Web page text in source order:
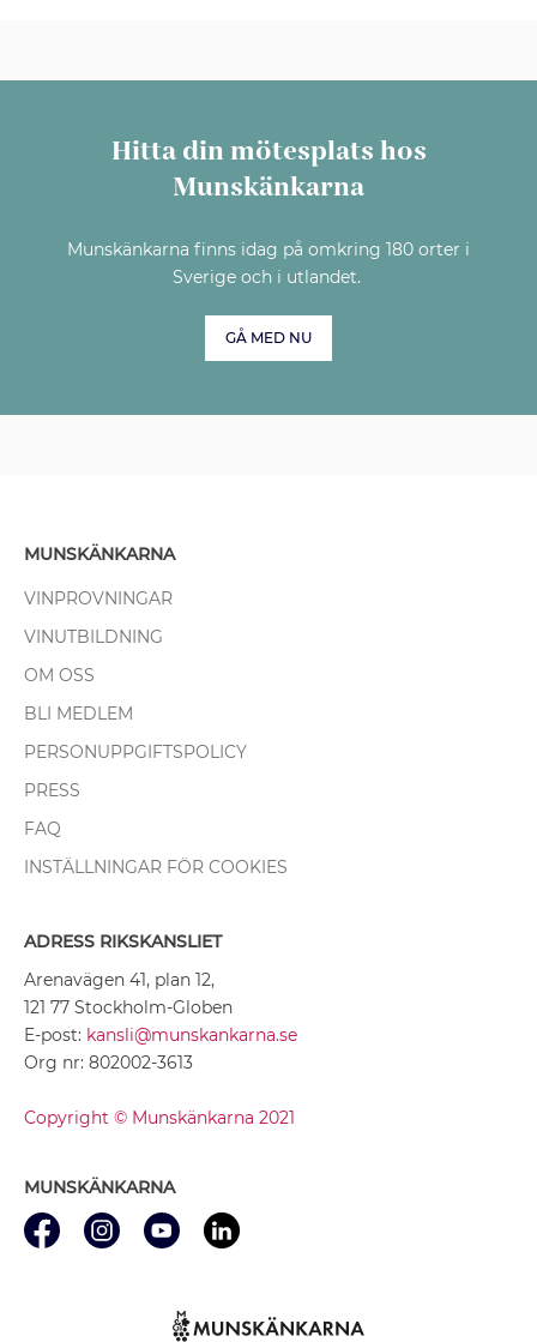
Hitta din mötesplats hos
Munskänkarna
Munskänkarna finns idag på omkring 180 orter i
Sverige och i utlandet.
GÅ MED NU
MUNSKÄNKARNA
VINPROVNINGAR
VINUTBILDNING
OM OSS
BLI MEDLEM
PERSONUPPGIFTSPOLICY
PRESS
FAQ
INSTÄLLNINGAR FÖR COOKIES
ADRESS RIKSKANSLIET
Arenavägen 41, plan 12,
121 77 Stockholm-Globen
E-post: kansli@munskankarna.se
Org nr: 802002-3613
Copyright © Munskänkarna 2021
MUNSKÄNKARNA